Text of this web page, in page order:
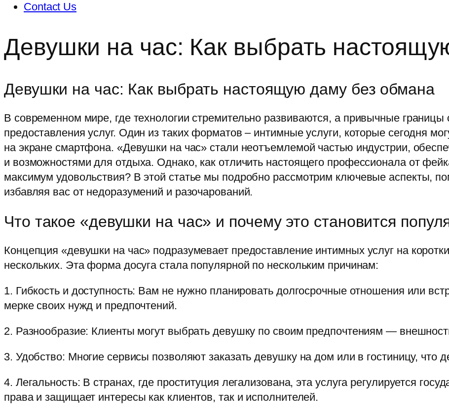
Contact Us
Девушки на час: Как выбрать
Девушки на час: Как выбрать настоящую даму без обмана
В современном мире, где технологии стремительно развиваются, а привычные
предоставления услуг. Один из таких форматов – интимные услуги, которые сегодня
на экране смартфона. «Девушки на час» стали неотъемлемой частью индустрии,
и возможностями для отдыха. Однако, как отличить настоящего профессионала от
максимум удовольствия? В этой статье мы подробно рассмотрим ключевые аспекты,
избавляя вас от недоразумений и разочарований.
Что такое «девушки на час» и почему это становится
Концепция «девушки на час» подразумевает предоставление интимных услуг на
нескольких. Эта форма досуга стала популярной по нескольким причинам:
1. Гибкость и доступность: Вам не нужно планировать долгосрочные отношения или
мерке своих нужд и предпочтений.
2. Разнообразие: Клиенты могут выбрать девушку по своим предпочтениям —
3. Удобство: Многие сервисы позволяют заказать девушку на дом или в гостиницу,
4. Легальность: В странах, где проституция легализована, эта услуга регулируется
права и защищает интересы как клиентов, так и исполнителей.